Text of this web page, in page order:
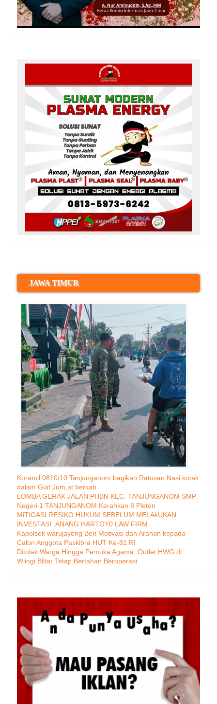
JAWA TIMUR
Koramil 0810/10 Tanjunganom bagikan Ratusan Nasi kotak
dalam Giat Jum,at berkah
LOMBA GERAK JALAN PHBN KEC. TANJUNGANOM SMP
Negeri 1 TANJUNGANOM Kerahkan 8 Pleton
MiTIGASI RESIKO HUKUM SEBELUM MELAkUKAN
INVESTASI .ANANG HARTOY0 LAW FIRM
Kapolsek warujayeng Beri Motivasi dan Arahan kepada
Calon Anggota Paskibra HUT Ke-81 RI
Ditolak Warga Hingga Pemuka Agama, Outlet HWG di
Wlingi Blitar Tetap Bertahan Beroperasi